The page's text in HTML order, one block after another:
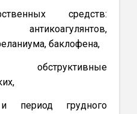
средств:
антикоагулянтов,
баклофена,
обструктивные
и период грудного